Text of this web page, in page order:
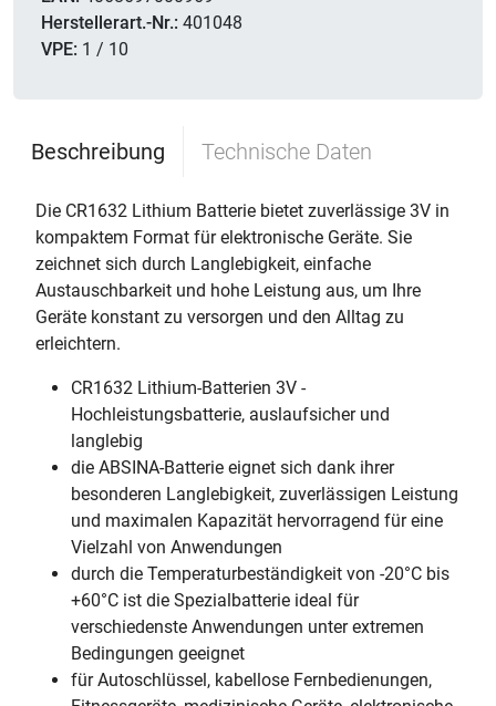
Herstellerart.-Nr.: 401048
VPE: 1 / 10
Beschreibung Technische Daten
Die CR1632 Lithium Batterie bietet zuverlässige 3V in
kompaktem Format für elektronische Geräte. Sie
zeichnet sich durch Langlebigkeit, einfache
Austauschbarkeit und hohe Leistung aus, um Ihre
Geräte konstant zu versorgen und den Alltag zu
erleichtern.
CR1632 Lithium-Batterien 3V -
Hochleistungsbatterie, auslaufsicher und
langlebig
die ABSINA-Batterie eignet sich dank ihrer
besonderen Langlebigkeit, zuverlässigen Leistung
und maximalen Kapazität hervorragend für eine
Vielzahl von Anwendungen
durch die Temperaturbeständigkeit von -20°C bis
+60°C ist die Spezialbatterie ideal für
verschiedenste Anwendungen unter extremen
Bedingungen geeignet
für Autoschlüssel, kabellose Fernbedienungen,